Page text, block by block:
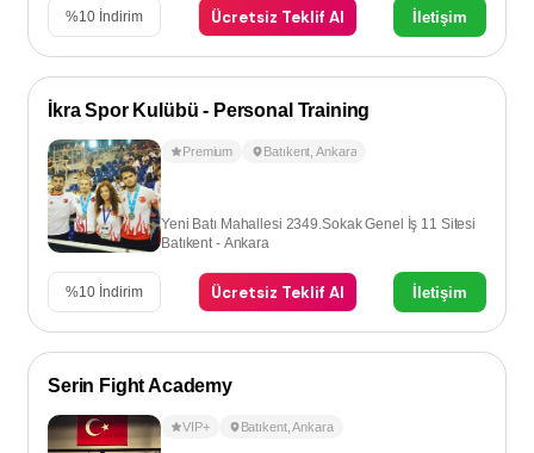
%10 İndirim Ücretsiz Teklif Al İletişim
İkra Spor Kulübü - Personal Training
Premium Batıkent ,Ankara
Yeni Batı Mahallesi 2349.Sokak Genel İş 11 Sitesi
Batıkent - Ankara
%10 İndirim Ücretsiz Teklif Al İletişim
Serin Fight Academy
VIP+ Batıkent,Ankara